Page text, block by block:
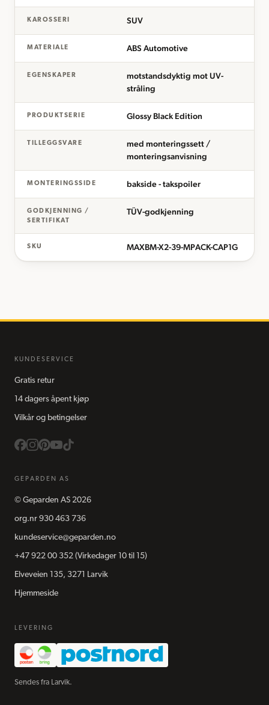
KAROSSERI SUV
MATERIALE ABS Automotive
EGENSKAPER
motstandsdyktig mot UV-
stråling
PRODUKTSERIE Glossy Black Edition
TILLEGGSVARE
med monteringssett /
monteringsanvisning
MONTERINGSSIDE bakside - takspoiler
GODKJENNING /
SERTIFIKAT
TÜV-godkjenning
SKU MAXBM-X2-39-MPACK-CAP1G
KUNDESERVICE
Gratis retur
14 dagers åpent kjøp
Vilkår og betingelser
GEPARDEN AS
© Geparden AS 2026
org.nr 930 463 736
kundeservice@geparden.no
+47 922 00 352 (Virkedager 10 til 15)
Elveveien 135, 3271 Larvik
Hjemmeside
LEVERING
Sendes fra Larvik.